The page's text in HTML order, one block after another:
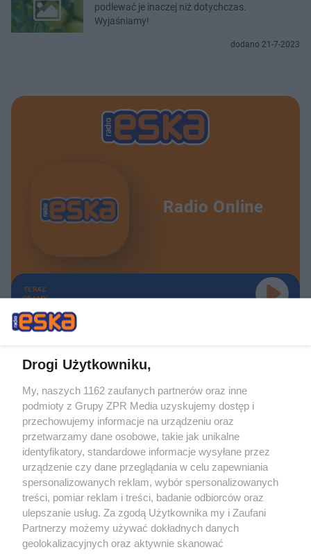
podlewać je inaczej niż dotychczas.
Wyjaśniamy!
dodano 21-7-2023
Radio Online
TERAZ
GRAMY
Żaden utwór zamieszczony w serwisie nie może być powielany i
rozpowszechniany lub dalej rozpowszechniany w jakikolwiek sposób (w
tym także elektroniczny lub mechaniczny) na jakimkolwiek polu
eksploatacji w jakiejkolwiek formie, włącznie z umieszczaniem w Internecie
bez pisemnej zgody właściciela praw. Jakiekolwiek użycie lub
wykorzystanie utworów w całości lub w części z naruszeniem prawa, tzn.
bez właściwej zgody, jest zabronione pod groźbą kary i może być ścigane
prawnie.
Drogi Użytkowniku,
My, naszych 1162 zaufanych partnerów oraz inne
podmioty z Grupy ZPR Media uzyskujemy dostęp i
przechowujemy informacje na urządzeniu oraz
przetwarzamy dane osobowe, takie jak unikalne
identyfikatory, standardowe informacje wysyłane przez
urządzenie czy dane przeglądania w celu zapewniania
spersonalizowanych reklam, wybór spersonalizowanych
treści, pomiar reklam i treści, badanie odbiorców oraz
ulepszanie usług. Za zgodą Użytkownika my i Zaufani
Partnerzy możemy używać dokładnych danych
geolokalizacyjnych oraz aktywnie skanować